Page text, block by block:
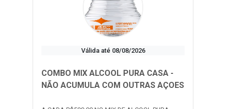
Válida até 08/08/2026
COMBO MIX ALCOOL PURA CASA -
NÃO ACUMULA COM OUTRAS AÇOES